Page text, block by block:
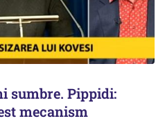
sumbre. Pippidi:
mecanism